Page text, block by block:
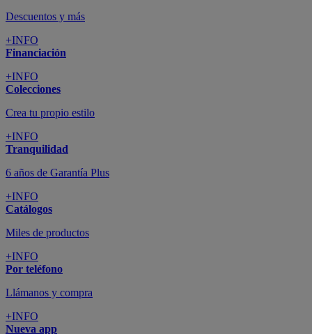
Descuentos y más
+INFO
Financiación
+INFO
Colecciones
Crea tu propio estilo
+INFO
Tranquilidad
6 años de Garantía Plus
+INFO
Catálogos
Miles de productos
+INFO
Por teléfono
Llámanos y compra
+INFO
Nueva app